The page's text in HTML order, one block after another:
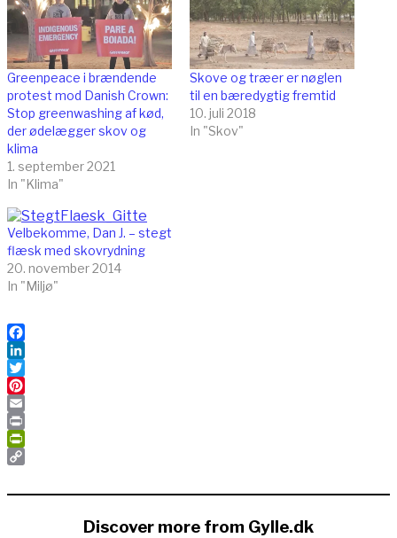
Greenpeace i brændende
protest mod Danish Crown:
Stop greenwashing af kød,
der ødelægger skov og
klima
1. september 2021
In "Klima"
Skove og træer er nøglen
til en bæredygtig fremtid
10. juli 2018
In "Skov"
Velbekomme, Dan J. – stegt
flæsk med skovrydning
20. november 2014
In "Miljø"
Facebook
LinkedIn
Twitter
Pinterest
Email
Print
PrintFriendly
Link
Discover more from Gylle.dk